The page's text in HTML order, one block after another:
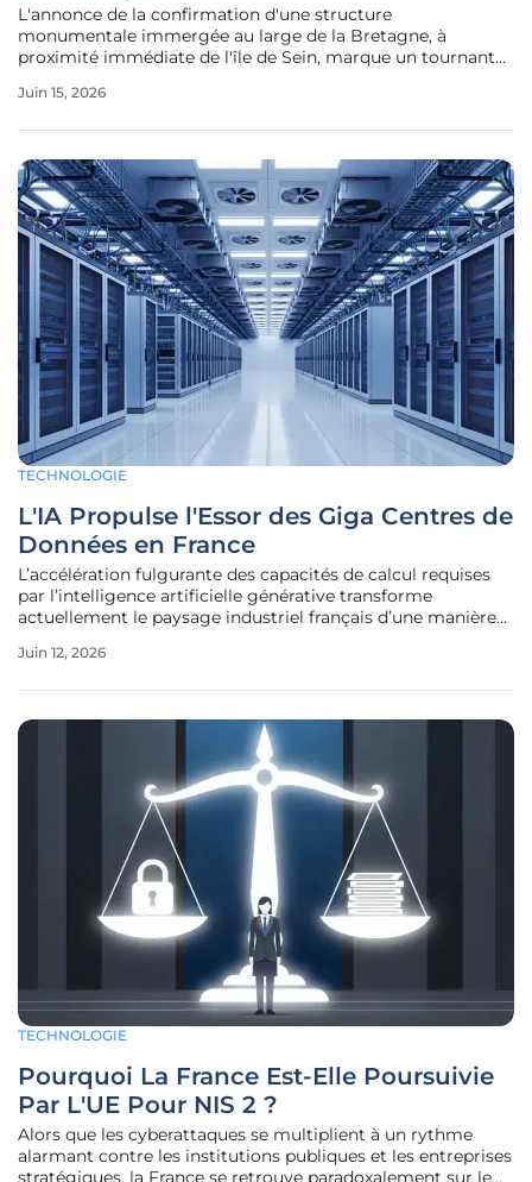
L'annonce de la confirmation d'une structure
monumentale immergée au large de la Bretagne, à
proximité immédiate de l'île de Sein, marque un tournant
mondiale. Cette découverte, fruit de campagnes de terrain
Juin 15, 2026
TECHNOLOGIE
L'IA Propulse l'Essor des Giga Centres de
Données en France
L’accélération fulgurante des capacités de calcul requises
par l’intelligence artificielle générative transforme
actuellement le paysage industriel français d’une manière
discrets en périphérie des grandes agglomérations, les
Juin 12, 2026
TECHNOLOGIE
Pourquoi La France Est-Elle Poursuivie
Par L'UE Pour NIS 2 ?
Alors que les cyberattaques se multiplient à un rythme
alarmant contre les institutions publiques et les entreprises
stratégiques, la France se retrouve paradoxalement sur le